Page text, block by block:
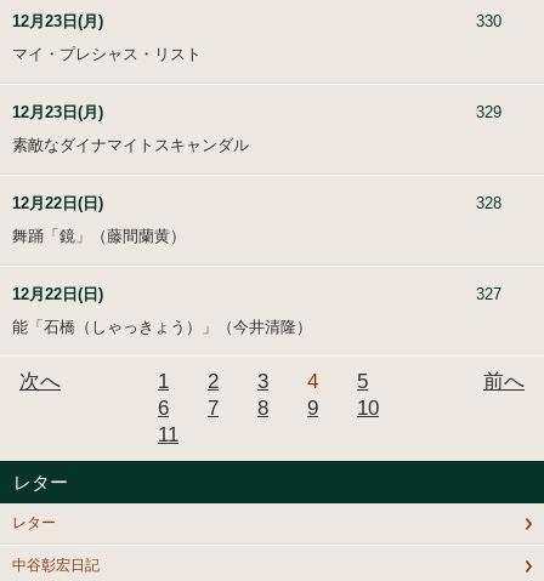
12月23日(月)
330
マイ・プレシャス・リスト
12月23日(月)
329
素敵なダイナマイトスキャンダル
12月22日(日)
328
舞踊「鏡」（藤間蘭黄）
12月22日(日)
327
能「石橋（しゃっきょう）」（今井清隆）
前へ
1 2 3 4
5
6
7 8 9
10
11
次へ
レター
レター
中谷彰宏日記